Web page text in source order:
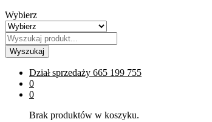
Wybierz
Wyszukaj
Dział sprzedaży 665 199 755
0
0
Brak produktów w koszyku.